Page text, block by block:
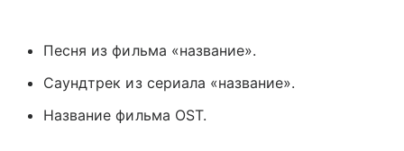
Песня из фильма «название».
Саундтрек из сериала «название».
Название фильма OST.